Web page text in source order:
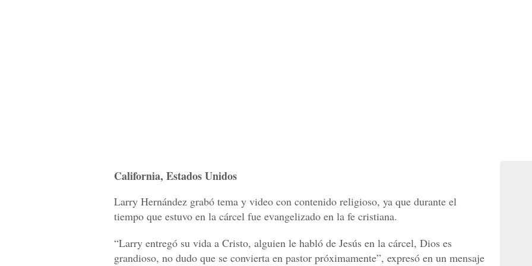
California, Estados Unidos
Larry Hernández grabó tema y video con contenido religioso, ya que durante el
tiempo que estuvo en la cárcel fue evangelizado en la fe cristiana.
“Larry entregó su vida a Cristo, alguien le habló de Jesús en la cárcel, Dios es
grandioso, no dudo que se convierta en pastor próximamente”, expresó en un mensaje